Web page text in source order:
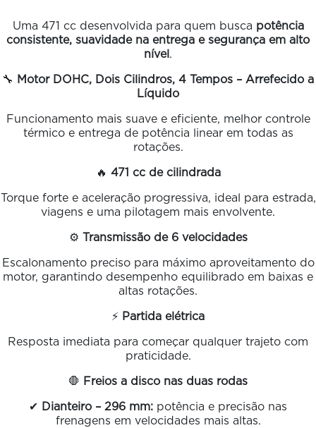
Uma 471 cc desenvolvida para quem busca potência
consistente, suavidade na entrega e segurança em alto
nível.
🔧 Motor DOHC, Dois Cilindros, 4 Tempos – Arrefecido a
Líquido
Funcionamento mais suave e eficiente, melhor controle
térmico e entrega de potência linear em todas as
rotações.
🔥 471 cc de cilindrada
Torque forte e aceleração progressiva, ideal para estrada,
viagens e uma pilotagem mais envolvente.
⚙️ Transmissão de 6 velocidades
Escalonamento preciso para máximo aproveitamento do
motor, garantindo desempenho equilibrado em baixas e
altas rotações.
⚡ Partida elétrica
Resposta imediata para começar qualquer trajeto com
praticidade.
🛑 Freios a disco nas duas rodas
✔ Dianteiro – 296 mm: potência e precisão nas
frenagens em velocidades mais altas.